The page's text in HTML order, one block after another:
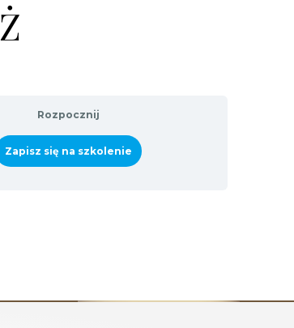
Rozpocznij
Zapisz się na szkolenie